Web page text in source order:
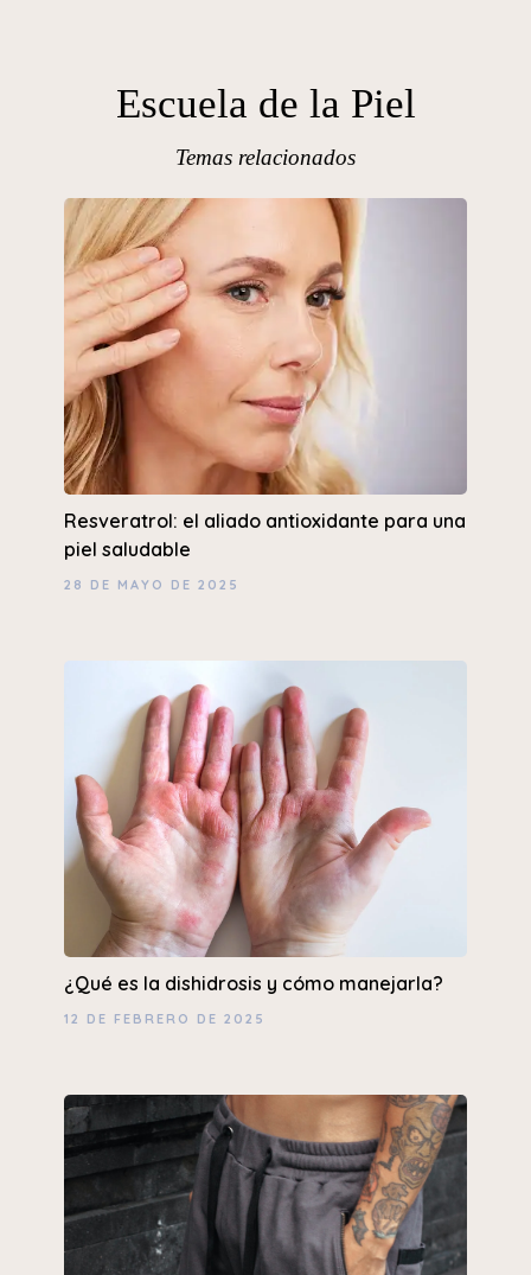
Escuela de la Piel
Temas relacionados
Resveratrol: el aliado antioxidante para una
piel saludable
28 DE MAYO DE 2025
¿Qué es la dishidrosis y cómo manejarla?
12 DE FEBRERO DE 2025